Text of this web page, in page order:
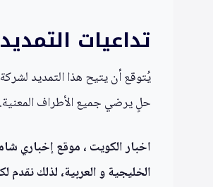
تداعيات
يُتوقع أن يتيح هذا التمديد
حلٍ يرضي جميع الأطراف المعنية.
اخبار الكويت ، موقع إخباري
الخليجية و العربية، لذلك نقدم